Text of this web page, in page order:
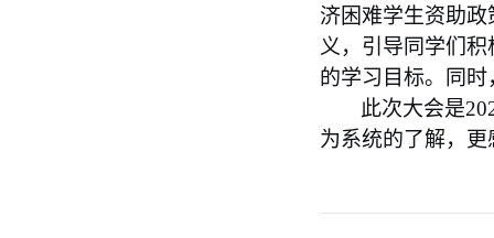
济困难学生资助
义，引导同学们
的学习目标。同
此次大会是
为系统的了解，